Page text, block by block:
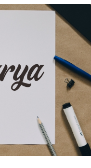
TES INTERVIEW
JAMB...
dibuka....
TES PPDB
TES PPDB
Habib JA'FAR BIN